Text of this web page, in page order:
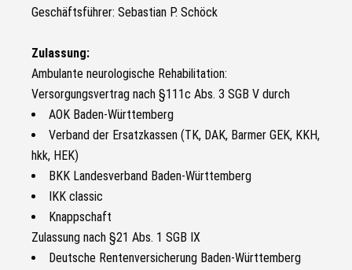
Geschäftsführer: Sebastian P. Schöck
Zulassung:
Ambulante neurologische Rehabilitation:
Versorgungsvertrag nach §111c Abs. 3 SGB V durch
AOK Baden-Württemberg
Verband der Ersatzkassen (TK, DAK, Barmer GEK, KKH,
hkk, HEK)
BKK Landesverband Baden-Württemberg
IKK classic
Knappschaft
Zulassung nach §21 Abs. 1 SGB IX
Deutsche Rentenversicherung Baden-Württemberg